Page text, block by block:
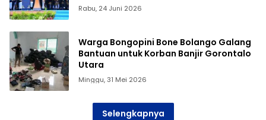
Rabu, 24 Juni 2026
Warga Bongopini Bone Bolango Galang
Bantuan untuk Korban Banjir Gorontalo
Utara
Minggu, 31 Mei 2026
Selengkapnya